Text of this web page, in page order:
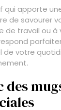
qui apporte
de savourer
de travail ou
de votre
des